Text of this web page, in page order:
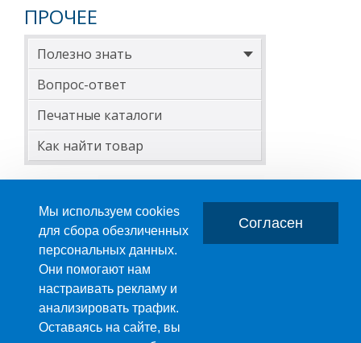
ПРОЧЕЕ
Полезно знать
Вопрос-ответ
Печатные каталоги
Как найти товар
ПРОИЗВОДСТВО ПЛАСТМАССОВЫХ ИЗДЕЛИЙ
+7 (495) 989-29-95
Мы используем cookies
для сбора обезличенных
персональных данных.
Они помогают нам
настраивать рекламу и
анализировать трафик.
Оставаясь на сайте, вы
Согласен